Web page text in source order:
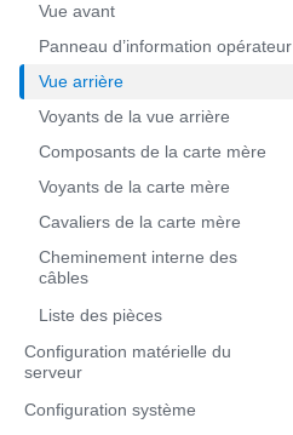
Vue avant
Panneau d’information opérateur
Vue arrière
Voyants de la vue arrière
Composants de la carte mère
Voyants de la carte mère
Cavaliers de la carte mère
Cheminement interne des
câbles
Liste des pièces
Configuration matérielle du
serveur
Configuration système